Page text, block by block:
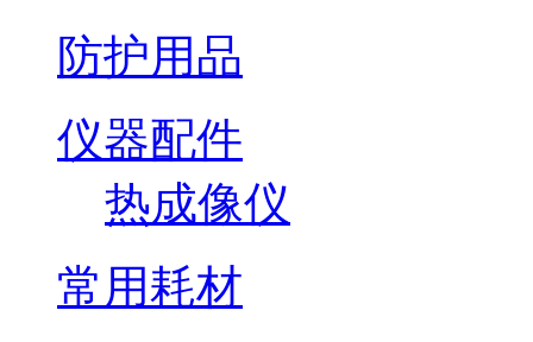
防护用品
仪器配件
热成像仪
常用耗材